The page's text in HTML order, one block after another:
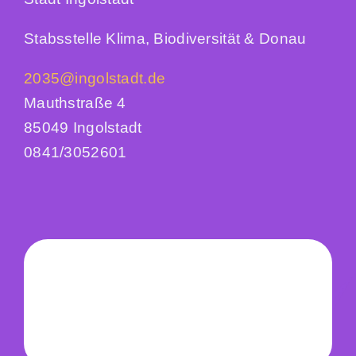
Stabsstelle Klima, Biodiversität & Donau
2035@ingolstadt.de
Mauthstraße 4
85049 Ingolstadt
0841/3052601